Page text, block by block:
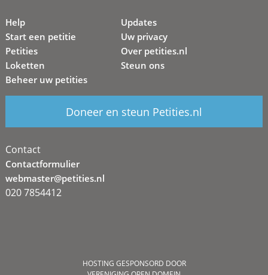
Help
Start een petitie
Petities
Loketten
Beheer uw petities
Updates
Uw privacy
Over petities.nl
Steun ons
Doneer en steun Petities.nl
Contact
Contactformulier
webmaster@petities.nl
020 7854412
HOSTING GESPONSORD DOOR